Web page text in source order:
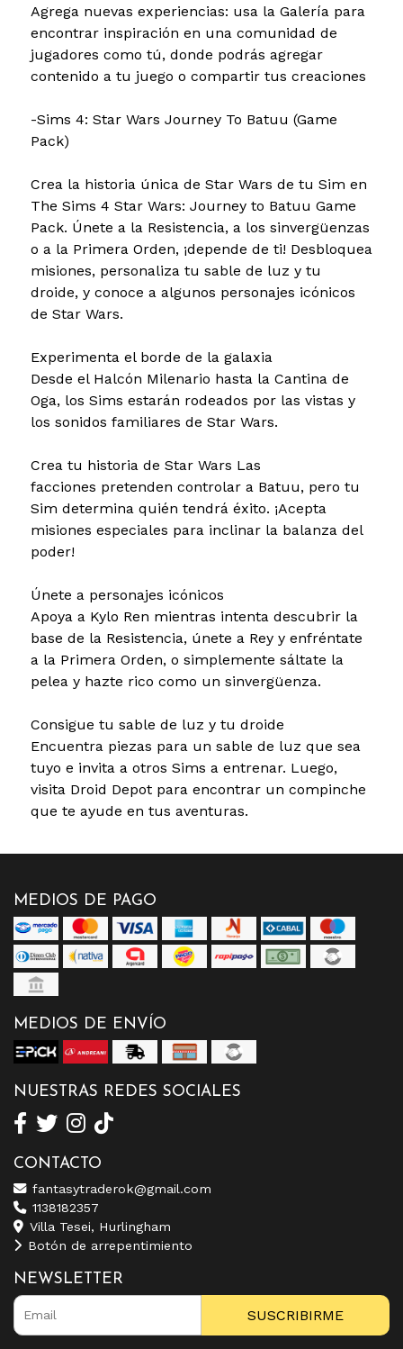
Agrega nuevas experiencias: usa la Galería para
encontrar inspiración en una comunidad de
jugadores como tú, donde podrás agregar
contenido a tu juego o compartir tus creaciones
-Sims 4: Star Wars Journey To Batuu (Game
Pack)
Crea la historia única de Star Wars de tu Sim en
The Sims 4 Star Wars: Journey to Batuu Game
Pack. Únete a la Resistencia, a los sinvergüenzas
o a la Primera Orden, ¡depende de ti! Desbloquea
misiones, personaliza tu sable de luz y tu
droide, y conoce a algunos personajes icónicos
de Star Wars.
Experimenta el borde de la galaxia
Desde el Halcón Milenario hasta la Cantina de
Oga, los Sims estarán rodeados por las vistas y
los sonidos familiares de Star Wars.
Crea tu historia de Star Wars Las
facciones pretenden controlar a Batuu, pero tu
Sim determina quién tendrá éxito. ¡Acepta
misiones especiales para inclinar la balanza del
poder!
Únete a personajes icónicos
Apoya a Kylo Ren mientras intenta descubrir la
base de la Resistencia, únete a Rey y enfréntate
a la Primera Orden, o simplemente sáltate la
pelea y hazte rico como un sinvergüenza.
Consigue tu sable de luz y tu droide
Encuentra piezas para un sable de luz que sea
tuyo e invita a otros Sims a entrenar. Luego,
visita Droid Depot para encontrar un compinche
que te ayude en tus aventuras.
MEDIOS DE PAGO
MEDIOS DE ENVÍO
NUESTRAS REDES SOCIALES
CONTACTO
fantasytraderok@gmail.com
1138182357
Villa Tesei, Hurlingham
Botón de arrepentimiento
NEWSLETTER
SUSCRIBIRME